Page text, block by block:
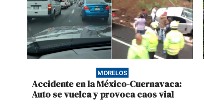
MORELOS
Accidente en la México-Cuernavaca:
Auto se vuelca y provoca caos vial